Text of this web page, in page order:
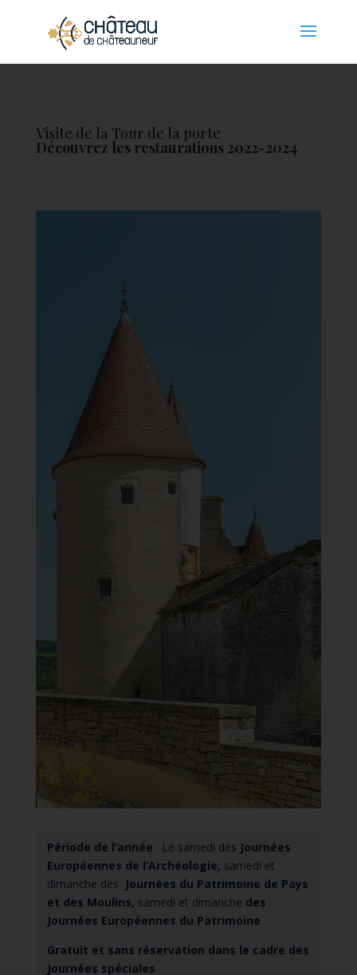
Visite de la Tour de la porte
Découvrez les restaurations 2022-2024
Période de l’année : Le samedi des Journées
Européennes de l’Archéologie, samedi et
dimanche des Journées du Patrimoine de Pays
et des Moulins, samedi et dimanche des
Journées Européennes du Patrimoine
Gratuit et sans réservation dans le cadre des
Journées spéciales